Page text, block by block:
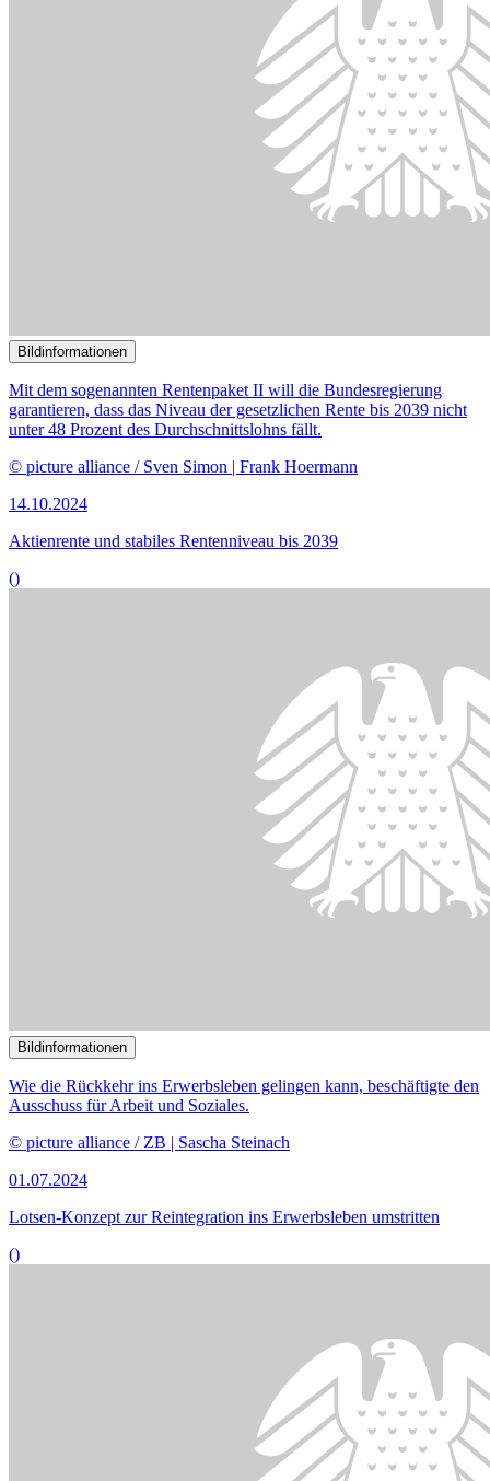
Mit dem sogenannten Rentenpaket II will die Bundesregierung
garantieren, dass das Niveau der gesetzlichen Rente bis 2039 nicht
unter 48 Prozent des Durchschnittslohns fällt.
()
Wie die Rückkehr ins Erwerbsleben gelingen kann, beschäftigte den
()